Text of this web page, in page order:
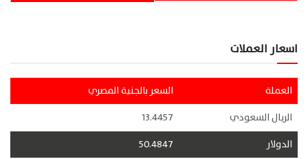
اسعار العملات
العملة
السعر بالجنية المصري
الريال السعودي
13.4457
الدولار
50.4847